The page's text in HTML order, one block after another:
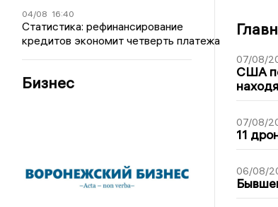
04/08 16:40
Статистика: рефинансирование
кредитов экономит четверть платежа
Бизнес
07/08/
США
07/08/
11
06/08/